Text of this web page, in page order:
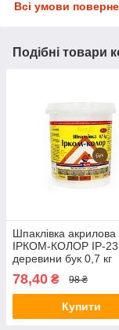
Всі умови
Подібні товари
Шпаклівка акрилова
ІРКОМ-КОЛОР IP-23
деревини бук 0,7 кг
78,40 ₴ 98 ₴
Купити